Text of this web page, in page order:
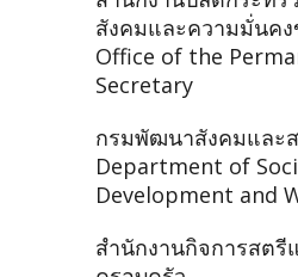
สังคมและความมั่นค
Office of the
Secretary
กรมพัฒนาสังคมและ
Department of
Development and
สำนักงานกิจการสตรี